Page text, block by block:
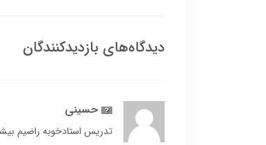
دیدگاه‌های بازدیدکنندگان
حسینی
تدریس استادخوبه راضیم